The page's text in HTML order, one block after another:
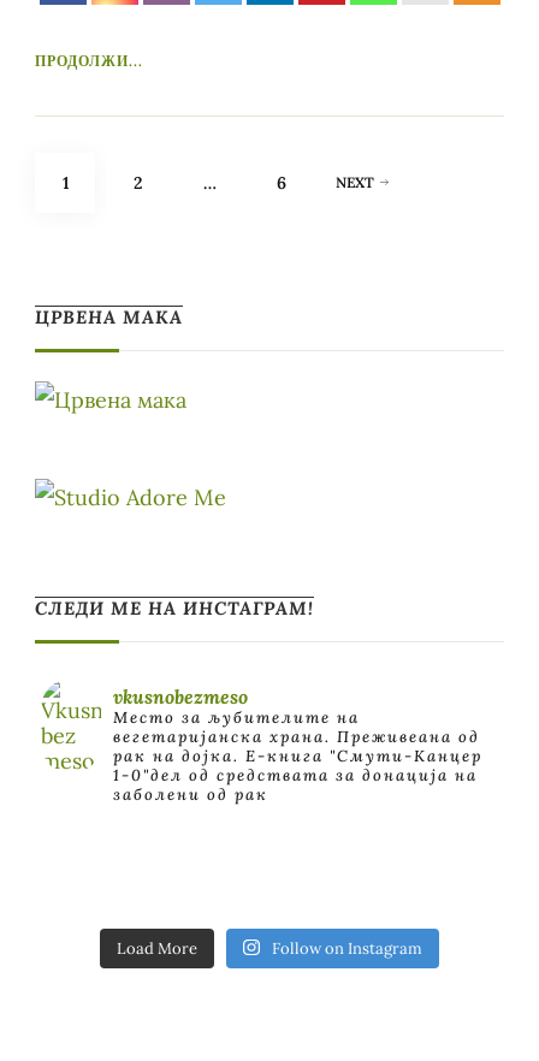
ПРОДОЛЖИ...
Posts
PAGE
1 PAGE
2 … PAGE
6 NEXT
ЦРВЕНА МАКА
СЛЕДИ МЕ НА ИНСТАГРАМ!
vkusnobezmeso
Место за љубителите на
вегетаријанска храна. Преживеана од
рак на дојка. E-книга "Смути-Канцер
1-0"дел од средствата за донација на
заболени од рак
Load More Follow on Instagram